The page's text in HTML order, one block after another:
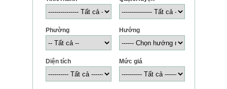
Phường Hướng
Diện tích Mức giá